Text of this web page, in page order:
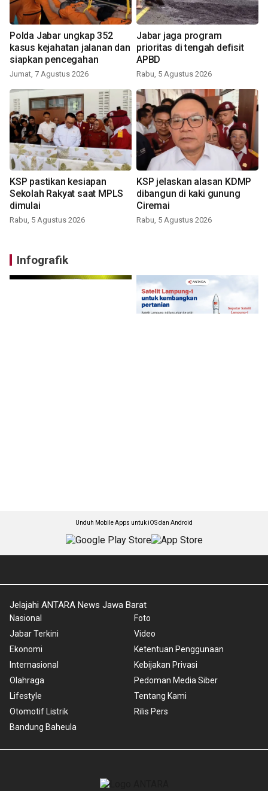
Polda Jabar ungkap 352
kasus kejahatan jalanan dan
siapkan pencegahan
Jumat, 7 Agustus 2026
Jabar jaga program
prioritas di tengah defisit
APBD
Rabu, 5 Agustus 2026
KSP pastikan kesiapan
Sekolah Rakyat saat MPLS
dimulai
Rabu, 5 Agustus 2026
KSP jelaskan alasan KDMP
dibangun di kaki gunung
Ciremai
Rabu, 5 Agustus 2026
Infografik
Unduh Mobile Apps untuk iOS dan Android
Jelajahi ANTARA News Jawa Barat
Nasional
Jabar Terkini
Ekonomi
Internasional
Olahraga
Lifestyle
Otomotif Listrik
Bandung Baheula
Foto
Video
Ketentuan Penggunaan
Kebijakan Privasi
Pedoman Media Siber
Tentang Kami
Rilis Pers